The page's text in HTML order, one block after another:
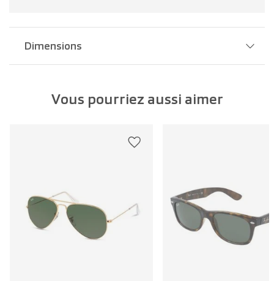
Dimensions
Largeur verre: 48 mm
Vous pourriez aussi aimer